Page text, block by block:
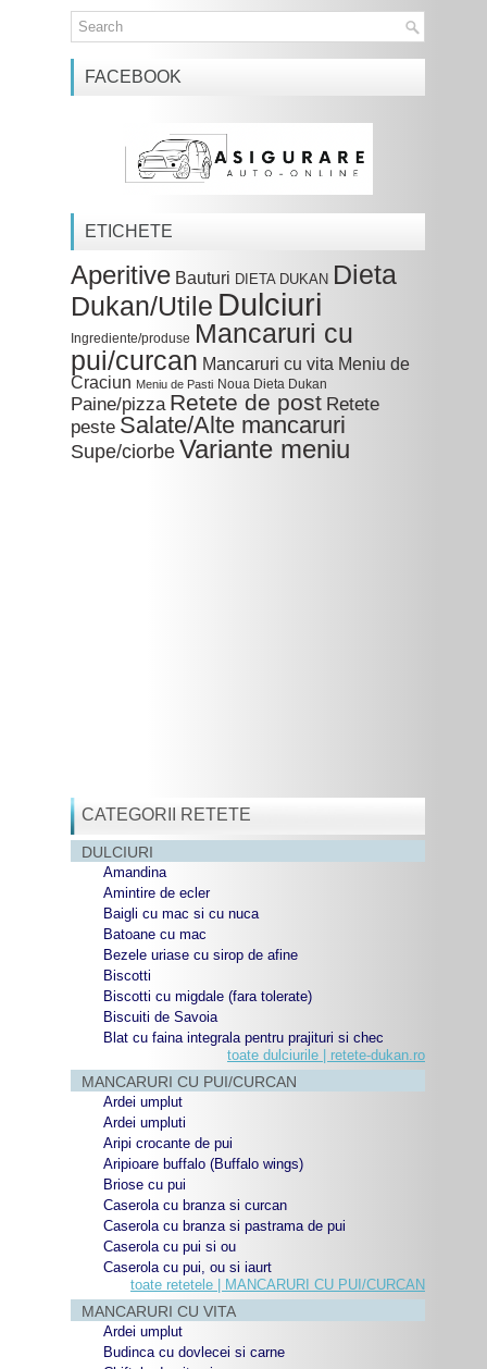
FACEBOOK
ETICHETE
Aperitive Bauturi DIETA DUKAN Dieta
Dukan/Utile Dulciuri
Ingrediente/produse Mancaruri cu
pui/curcan Mancaruri cu vita Meniu de
Craciun Meniu de Pasti Noua Dieta Dukan
Paine/pizza Retete de post Retete
peste Salate/Alte mancaruri
Supe/ciorbeVariante meniu
CATEGORII RETETE
DULCIURI
Amandina
Amintire de ecler
Baigli cu mac si cu nuca
Batoane cu mac
Bezele uriase cu sirop de afine
Biscotti
Biscotti cu migdale (fara tolerate)
Biscuiti de Savoia
Blat cu faina integrala pentru prajituri si chec
toate dulciurile | retete-dukan.ro
MANCARURI CU PUI/CURCAN
Ardei umplut
Ardei umpluti
Aripi crocante de pui
Aripioare buffalo (Buffalo wings)
Briose cu pui
Caserola cu branza si curcan
Caserola cu branza si pastrama de pui
Caserola cu pui si ou
Caserola cu pui, ou si iaurt
toate retetele | MANCARURI CU PUI/CURCAN
MANCARURI CU VITA
Ardei umplut
Budinca cu dovlecei si carne